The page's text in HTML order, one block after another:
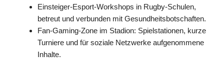
Einsteiger-Esport-Workshops in Rugby-Schulen,
betreut und verbunden mit Gesundheitsbotschaften.
Fan-Gaming-Zone im Stadion: Spielstationen, kurze
Turniere und für soziale Netzwerke aufgenommene
Inhalte.